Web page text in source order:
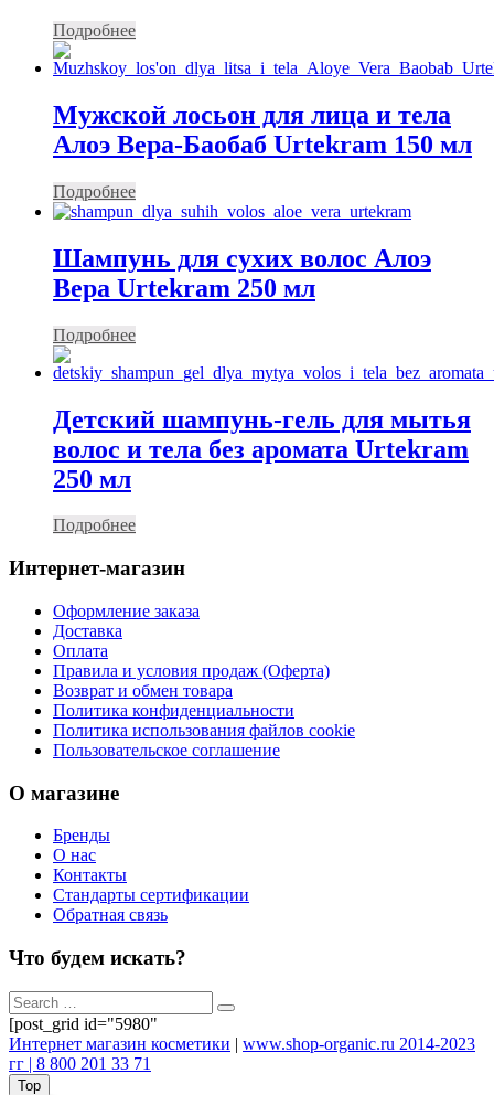
Подробнее
Мужской лосьон для лица и тела
Алоэ Вера-Баобаб Urtekram 150 мл
Подробнее
Шампунь для сухих волос Алоэ
Вера Urtekram 250 мл
Подробнее
Детский шампунь-гель для мытья
волос и тела без аромата Urtekram
250 мл
Подробнее
Интернет-магазин
Оформление заказа
Доставка
Оплата
Правила и условия продаж (Оферта)
Возврат и обмен товара
Политика конфиденциальности
Политика использования файлов cookie
Пользовательское соглашение
О магазине
Бренды
О нас
Контакты
Стандарты сертификации
Обратная связь
Что будем искать?
[post_grid id="5980"
Интернет магазин косметики | www.shop-organic.ru 2014-2023
гг | 8 800 201 33 71
Top